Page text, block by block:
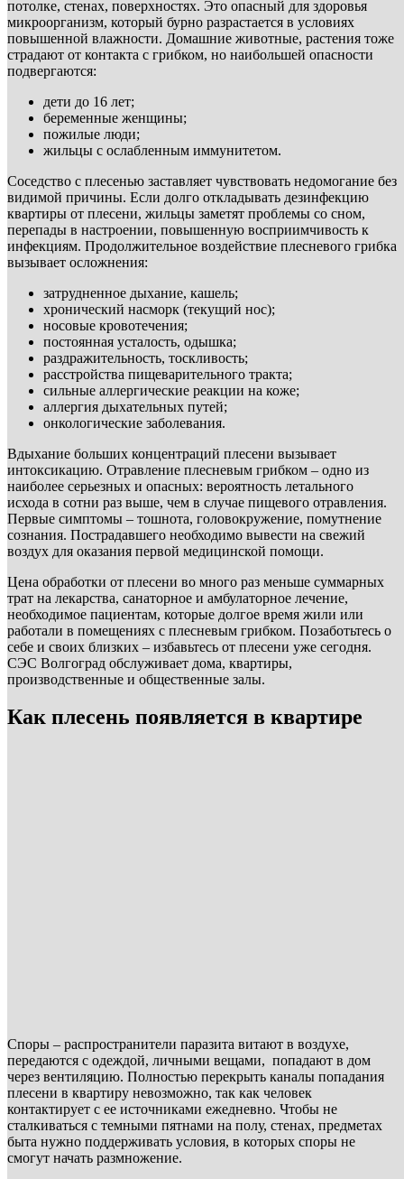
потолке, стенах, поверхностях. Это опасный для здоровья
микроорганизм, который бурно разрастается в условиях
повышенной влажности. Домашние животные, растения тоже
страдают от контакта с грибком, но наибольшей опасности
подвергаются:
дети до 16 лет;
беременные женщины;
пожилые люди;
жильцы с ослабленным иммунитетом.
Соседство с плесенью заставляет чувствовать недомогание без
видимой причины. Если долго откладывать дезинфекцию
квартиры от плесени, жильцы заметят проблемы со сном,
перепады в настроении, повышенную восприимчивость к
инфекциям. Продолжительное воздействие плесневого грибка
вызывает осложнения:
затрудненное дыхание, кашель;
хронический насморк (текущий нос);
носовые кровотечения;
постоянная усталость, одышка;
раздражительность, тоскливость;
расстройства пищеварительного тракта;
сильные аллергические реакции на коже;
аллергия дыхательных путей;
онкологические заболевания.
Вдыхание больших концентраций плесени вызывает
интоксикацию. Отравление плесневым грибком – одно из
наиболее серьезных и опасных: вероятность летального
исхода в сотни раз выше, чем в случае пищевого отравления.
Первые симптомы – тошнота, головокружение, помутнение
сознания. Пострадавшего необходимо вывести на свежий
воздух для оказания первой медицинской помощи.
Цена обработки от плесени во много раз меньше суммарных
трат на лекарства, санаторное и амбулаторное лечение,
необходимое пациентам, которые долгое время жили или
работали в помещениях с плесневым грибком. Позаботьтесь о
себе и своих близких – избавьтесь от плесени уже сегодня.
СЭС Волгоград обслуживает дома, квартиры,
производственные и общественные залы.
Как плесень появляется в квартире
Споры – распространители паразита витают в воздухе,
передаются с одеждой, личными вещами, попадают в дом
через вентиляцию. Полностью перекрыть каналы попадания
плесени в квартиру невозможно, так как человек
контактирует с ее источниками ежедневно. Чтобы не
сталкиваться с темными пятнами на полу, стенах, предметах
быта нужно поддерживать условия, в которых споры не
смогут начать размножение.